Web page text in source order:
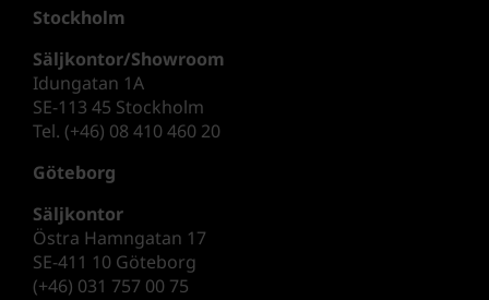
Stockholm
Säljkontor/Showroom
Idungatan 1A
SE-113 45 Stockholm
Tel. (+46) 08 410 460 20
Göteborg
Säljkontor
Östra Hamngatan 17
SE-411 10 Göteborg
(+46) 031 757 00 75